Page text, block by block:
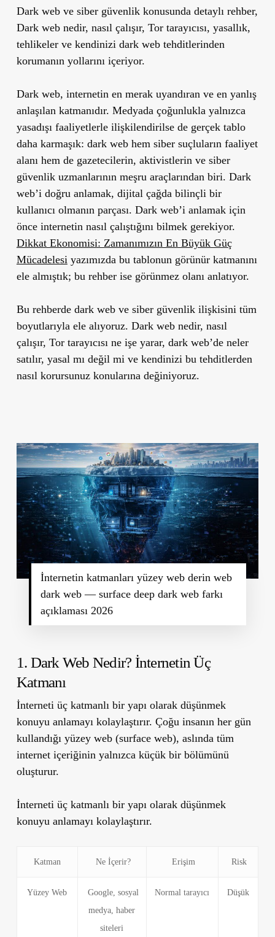
Dark web ve siber güvenlik konusunda detaylı rehber,
Dark web nedir, nasıl çalışır, Tor tarayıcısı, yasallık,
tehlikeler ve kendinizi dark web tehditlerinden
korumanın yollarını içeriyor.
Dark web, internetin en merak uyandıran ve en yanlış
anlaşılan katmanıdır. Medyada çoğunlukla yalnızca
yasadışı faaliyetlerle ilişkilendirilse de gerçek tablo
daha karmaşık: dark web hem siber suçluların faaliyet
alanı hem de gazetecilerin, aktivistlerin ve siber
güvenlik uzmanlarının meşru araçlarından biri. Dark
web’i doğru anlamak, dijital çağda bilinçli bir
kullanıcı olmanın parçası. Dark web’i anlamak için
önce internetin nasıl çalıştığını bilmek gerekiyor.
Dikkat Ekonomisi: Zamanımızın En Büyük Güç
Mücadelesi yazımızda bu tablonun görünür katmanını
ele almıştık; bu rehber ise görünmez olanı anlatıyor.
Bu rehberde dark web ve siber güvenlik ilişkisini tüm
boyutlarıyla ele alıyoruz. Dark web nedir, nasıl
çalışır, Tor tarayıcısı ne işe yarar, dark web’de neler
satılır, yasal mı değil mi ve kendinizi bu tehditlerden
nasıl korursunuz konularına değiniyoruz.
İnternetin katmanları yüzey web derin web
dark web — surface deep dark web farkı
açıklaması 2026
1. Dark Web Nedir? İnternetin Üç
Katmanı
İnterneti üç katmanlı bir yapı olarak düşünmek
konuyu anlamayı kolaylaştırır. Çoğu insanın her gün
kullandığı yüzey web (surface web), aslında tüm
internet içeriğinin yalnızca küçük bir bölümünü
oluşturur.
İnterneti üç katmanlı bir yapı olarak düşünmek
konuyu anlamayı kolaylaştırır.
Katman Ne İçerir? Erişim Risk
Yüzey Web
Google, sosyal
medya, haber
siteleri
Normal tarayıcı Düşük